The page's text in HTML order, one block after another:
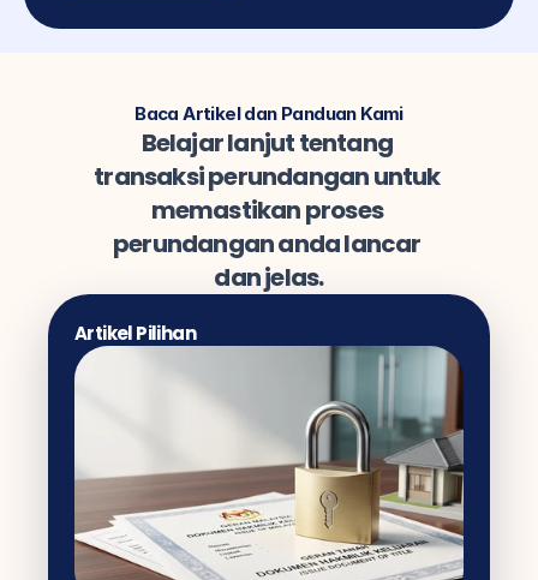
Baca Artikel dan Panduan Kami
Belajar lanjut tentang
transaksi perundangan untuk
memastikan proses
perundangan anda lancar
dan jelas.
Artikel Pilihan